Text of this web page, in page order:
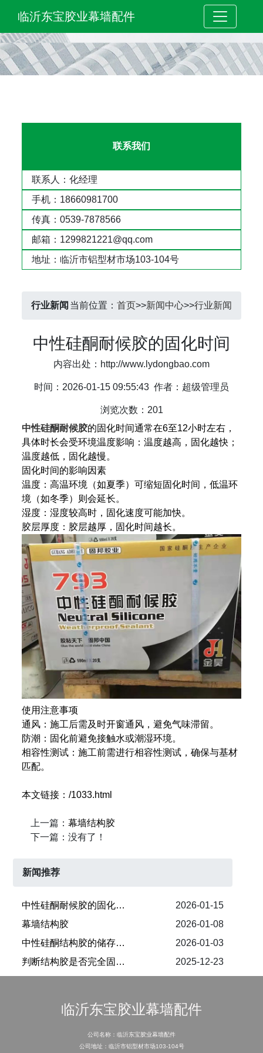
临沂东宝胶业幕墙配件
联系我们
联系人：化经理
手机：18660981700
传真：0539-7878566
邮箱：1299821221@qq.com
地址：临沂市铝型材市场103-104号
行业新闻 当前位置： 首页>>新闻中心>>行业新闻
​中性硅酮耐候胶的固化时间
内容出处：http://www.lydongbao.com
时间：2026-01-15 09:55:43 作者：超级管理员
浏览次数：201
中性硅酮耐候胶的固化时间通常在‌6至12小时‌左右，
具体时长会受环境温度影响：温度越高，固化越快；
温度越低，固化越慢。
固化时间的影响因素
温度‌：高温环境（如夏季）可缩短固化时间，低温环
境（如冬季）则会延长。
湿度‌：湿度较高时，固化速度可能加快。
胶层厚度‌：胶层越厚，固化时间越长。
使用注意事项
通风‌：施工后需及时开窗通风，避免气味滞留。
防潮‌：固化前避免接触水或潮湿环境。
相容性测试‌：施工前需进行相容性测试，确保与基材
匹配。
本文链接：/1033.html
上一篇：幕墙结构胶
下一篇：没有了！
新闻推荐
​中性硅酮耐候胶的固化时间
2026-01-15
幕墙结构胶
2026-01-08
中性硅酮结构胶的储存与保质期
2026-01-03
​判断结构胶是否完全固化的条件
2025-12-23
临沂东宝胶业幕墙配件
公司名称：临沂东宝胶业幕墙配件
公司地址：临沂市铝型材市场103-104号